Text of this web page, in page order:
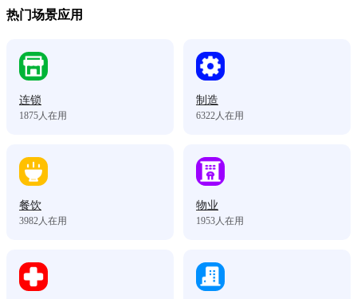
热门场景应用
连锁
1875人在用
制造
6322人在用
餐饮
3982人在用
物业
1953人在用